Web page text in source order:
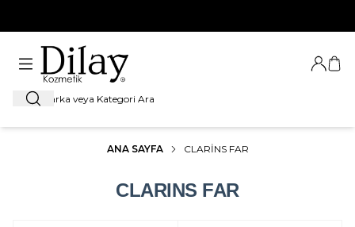
Ara
Giriş
ANA SAYFA CLARINS FAR
CLARINS FAR